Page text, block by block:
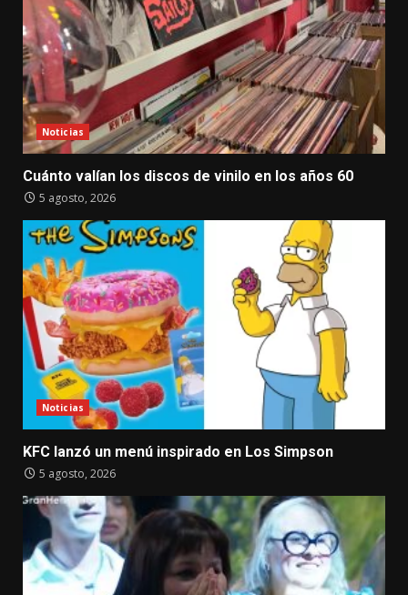
Noticias
Cuánto valían los discos de vinilo en los años 60
5 agosto, 2026
Noticias
KFC lanzó un menú inspirado en Los Simpson
5 agosto, 2026